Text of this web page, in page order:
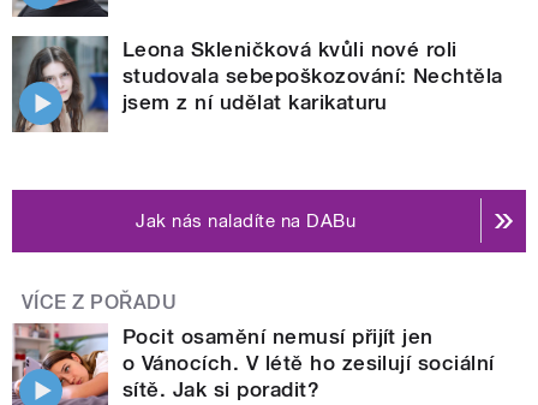
Leona Skleničková kvůli nové roli
studovala sebepoškozování: Nechtěla
jsem z ní udělat karikaturu
Jak nás naladíte na DABu
VÍCE Z POŘADU
Pocit osamění nemusí přijít jen
o Vánocích. V létě ho zesilují sociální
sítě. Jak si poradit?